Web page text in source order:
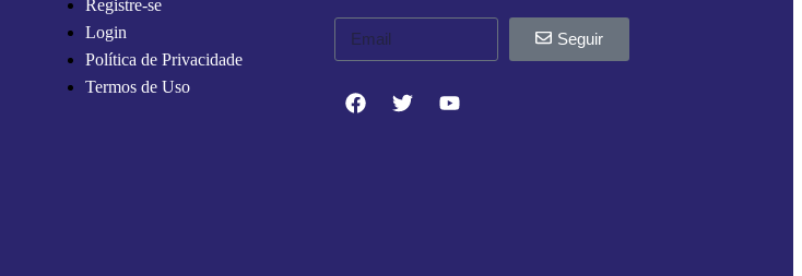
Registre-se
Login
Política de Privacidade
Termos de Uso
Seguir